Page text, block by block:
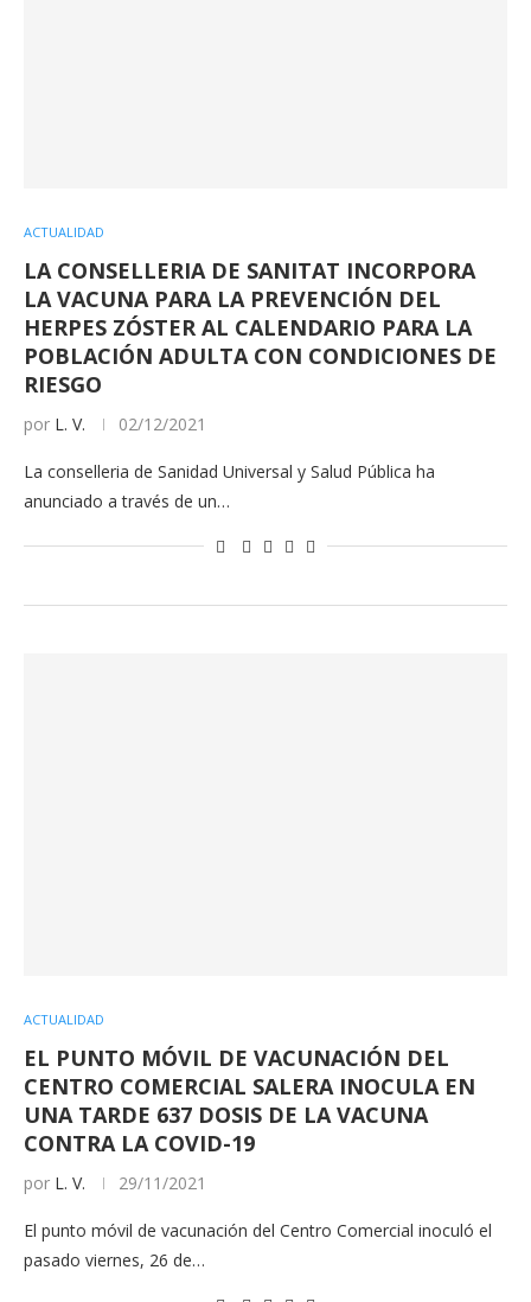
ACTUALIDAD
LA CONSELLERIA DE SANITAT INCORPORA
LA VACUNA PARA LA PREVENCIÓN DEL
HERPES ZÓSTER AL CALENDARIO PARA LA
POBLACIÓN ADULTA CON CONDICIONES DE
RIESGO
por L. V. 02/12/2021
La conselleria de Sanidad Universal y Salud Pública ha
anunciado a través de un…
ACTUALIDAD
EL PUNTO MÓVIL DE VACUNACIÓN DEL
CENTRO COMERCIAL SALERA INOCULA EN
UNA TARDE 637 DOSIS DE LA VACUNA
CONTRA LA COVID-19
por L. V. 29/11/2021
El punto móvil de vacunación del Centro Comercial inoculó el
pasado viernes, 26 de…